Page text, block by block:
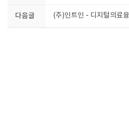
다음글 (주)인트인 - 디지털의료